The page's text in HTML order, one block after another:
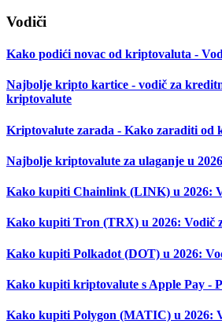
Vodiči
Kako podići novac od kriptovaluta -
Najbolje kripto kartice - vodič za
kriptovalute
Kriptovalute zarada - Kako zaraditi od
Najbolje kriptovalute za ulaganje u
Kako kupiti Chainlink (LINK) u 2026:
Kako kupiti Tron (TRX) u 2026: Vodič
Kako kupiti Polkadot (DOT) u 2026:
Kako kupiti kriptovalute s Apple Pay -
Kako kupiti Polygon (MATIC) u 2026: